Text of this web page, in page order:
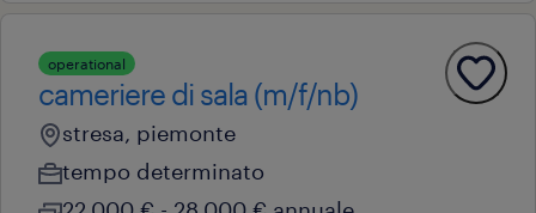
operational
cameriere di sala (m/f/nb)
stresa, piemonte
tempo determinato